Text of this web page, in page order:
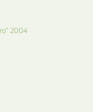
2004